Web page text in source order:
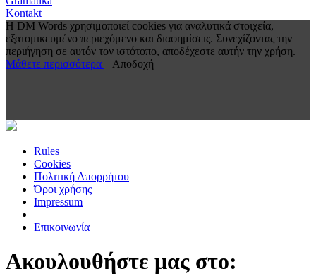
Kontakt
Η DM Words χρησιμοποιεί cookies για αναλυτικά στοιχεία,
εξατομικευμένο περιεχόμενο και διαφημίσεις. Συνεχίζοντας την
περιήγηση σε αυτόν τον ιστότοπο, αποδέχεστε αυτήν την χρήση.
Μάθετε περισσότερα
Αποδοχή
Rules
Cookies
Πολιτική Απορρήτου
Όροι χρήσης
Impressum
Επικοινωνία
Ακουλουθήστε μας στο: